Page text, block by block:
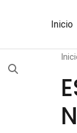
Inicio